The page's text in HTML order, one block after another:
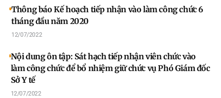
Thông báo Kế hoạch tiếp nhận vào làm công chức 6
tháng đầu năm 2020
12/07/2022
Nội dung ôn tập: Sát hạch tiếp nhận viên chức vào
làm công chức để bổ nhiệm giữ chức vụ Phó Giám đốc
Sở Y tế
12/07/2022